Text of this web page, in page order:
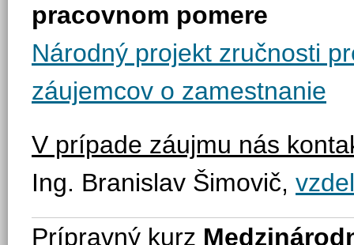
pracovnom pomere
Národný projekt zručnosti
záujemcov o zamestnanie
V prípade záujmu nás
Ing. Branislav Šimovič,
Prípravný kurz